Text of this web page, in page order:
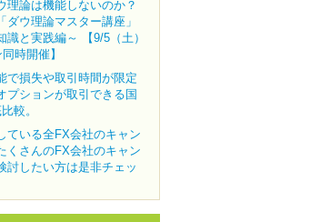
理論は機能しないのか？
ダウ理論マスター講座」
識と実践編～ 【9/5（土）
時開催】
で損失や取引時間が限定
プションが取引できる国
較。
ている全FX会社のキャン
くさんのFX会社のキャン
討したい方は是非チェッ